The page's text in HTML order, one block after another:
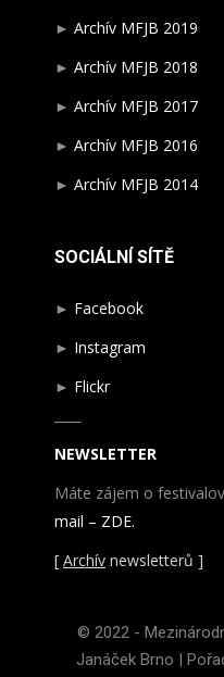
► Archív MFJB 2019
► Archív MFJB 2018
► Archív MFJB 2017
► Archív MFJB 2016
► Archív MFJB 2014
SOCIÁLNÍ SÍTĚ
► Facebook
► Instagram
► Flickr
NEWSLETTER
Máte zájem o
mail – ZDE.
[ Archív newsletterů ]
© 2022 -
Janáček Brno |